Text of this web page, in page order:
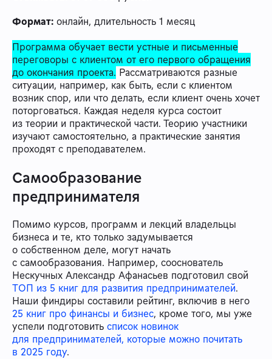
Формат: онлайн, длительность 1 месяц
Программа обучает вести устные и письменные
переговоры с клиентом от его первого обращения
до окончания проекта. Рассматриваются разные
ситуации, например, как быть, если с клиентом
возник спор, или что делать, если клиент очень хочет
поторговаться. Каждая неделя курса состоит
из теории и практической части. Теорию участники
изучают самостоятельно, а практические занятия
проходят с преподавателем.
Самообразование
предпринимателя
Помимо курсов, программ и лекций владельцы
бизнеса и те, кто только задумывается
о собственном деле, могут начать
с самообразования. Например, сооснователь
Нескучных Александр Афанасьев подготовил свой
ТОП из 5 книг для развития предпринимателей.
Наши финдиры составили рейтинг, включив в него
25 книг про финансы и бизнес, кроме того, мы уже
успели подготовить список новинок
для предпринимателей, которые можно почитать
в 2025 году.